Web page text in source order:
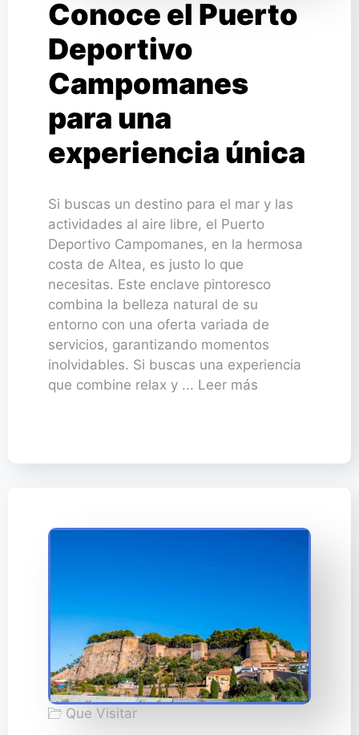
Conoce el Puerto
Deportivo
Campomanes
para una
experiencia única
Si buscas un destino para el mar y las
actividades al aire libre, el Puerto
Deportivo Campomanes, en la hermosa
costa de Altea, es justo lo que
necesitas. Este enclave pintoresco
combina la belleza natural de su
entorno con una oferta variada de
servicios, garantizando momentos
inolvidables. Si buscas una experiencia
que combine relax y ... Leer más
Que Visitar